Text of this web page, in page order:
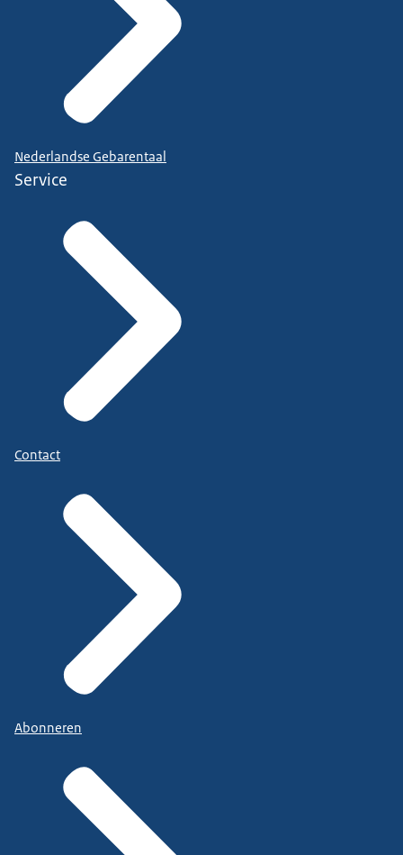
Nederlandse Gebarentaal
Service
Contact
Abonneren